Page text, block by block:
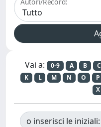
Autori/Record:
Vai a: 0-9 A B C
K
L M N O P
X
o inserisci le iniziali: